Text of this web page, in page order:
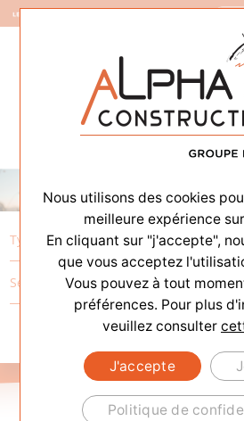
ACCUEIL RAUZAN
Nous utilisons des cookies
meilleure expérience
En cliquant sur "j'accepte",
que vous acceptez
Vous pouvez à tout
préférences. Pour plus
veuillez consulter
J'accepte
Politique de